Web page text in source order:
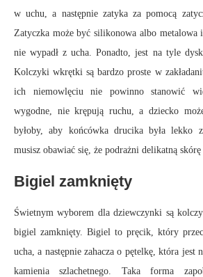
w uchu, a następnie zatyka za pomocą
Zatyczka może być silikonowa albo
nie wypadł z ucha. Ponadto, jest na tyle
Kolczyki wkrętki są bardzo proste w
ich niemowlęciu nie powinno stanowić
wygodne, nie krępują ruchu, a dziecko
byłoby, aby końcówka drucika była lekko
musisz obawiać się, że podrażni delikatną skórę
Bigiel zamknięty
Świetnym wyborem dla dziewczynki są
bigiel zamknięty. Bigiel to pręcik, który
ucha, a następnie zahacza o pętelkę, która jest
kamienia szlachetnego. Taka forma